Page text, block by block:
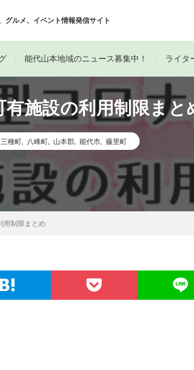
グルメ、イベント情報発信サイト
能代山本地域のニュース募集中！ ライタ
有施設の利用制限まと
三種町 八峰町 山本郡 能代市 藤里町
用制限まとめ